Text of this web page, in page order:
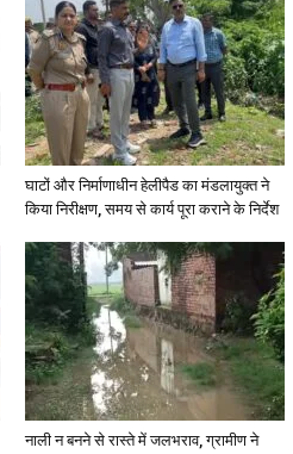
घाटों और निर्माणाधीन हेलीपैड का मंडलायुक्त ने
किया निरीक्षण, समय से कार्य पूरा कराने के निर्देश
नाली न बनने से रास्ते में जलभराव, ग्रामीण ने